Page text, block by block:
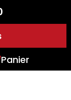
Panier